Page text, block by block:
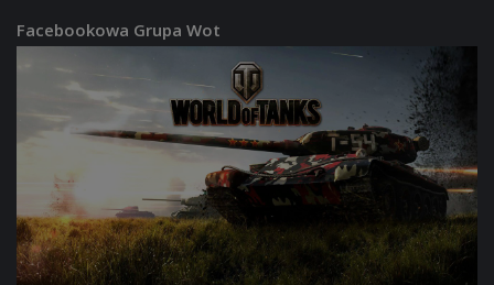
Facebookowa Grupa Wot